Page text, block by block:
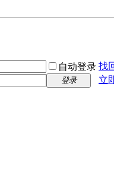
自动登录 找
登录
立